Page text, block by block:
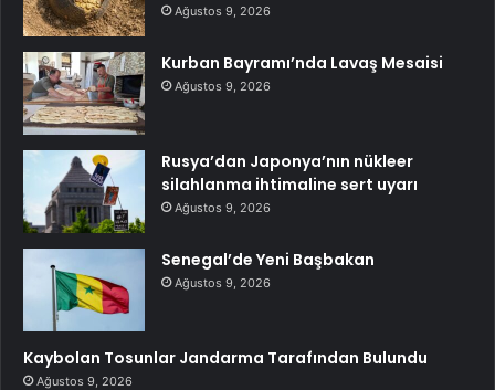
Ağustos 9, 2026
Kurban Bayramı’nda Lavaş Mesaisi
Ağustos 9, 2026
Rusya’dan Japonya’nın nükleer
silahlanma ihtimaline sert uyarı
Ağustos 9, 2026
Senegal’de Yeni Başbakan
Ağustos 9, 2026
Kaybolan Tosunlar Jandarma Tarafından Bulundu
Ağustos 9, 2026